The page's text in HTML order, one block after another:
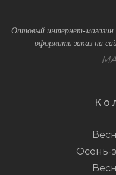
Оптовый интернет-
оформить заказ на
Осень-